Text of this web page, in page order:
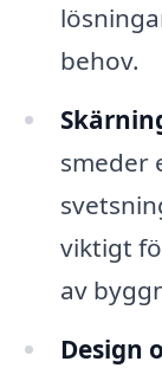
behov.
smeder
viktigt
av
Design